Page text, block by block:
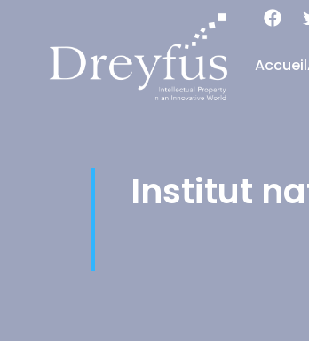
Accueil
Institut